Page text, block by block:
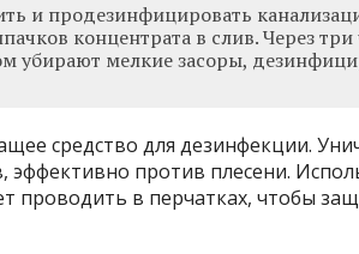
и продезинфицировать
концентрата в слив. Через
убирают мелкие засоры,
средство для дезинфекции.
против плесени.
проводить в перчатках, чтобы